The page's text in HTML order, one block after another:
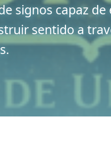
signos capaz
sentido a